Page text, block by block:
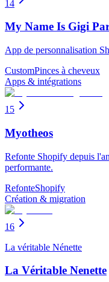
14
My Name Is Gigi
App de personnalisation
CustomPinces à cheveux
Apps & intégrations
15
Myotheos
Refonte Shopify depuis
performante.
RefonteShopify
Création & migration
16
La véritable Nénette
La Véritable Nenette